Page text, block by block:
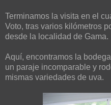
Terminamos la visita en el
Voto, tras varios kilómetros
desde la localidad de Gama.
Aquí, encontramos la
un paraje incomparable y
mismas variedades de uva.